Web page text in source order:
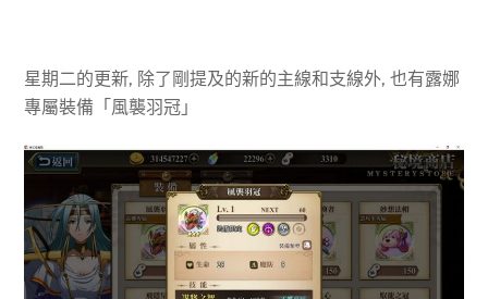
星期二的更新, 除了剛提及的新的主線和支線外, 也有露娜
專屬裝備「風襲羽冠」